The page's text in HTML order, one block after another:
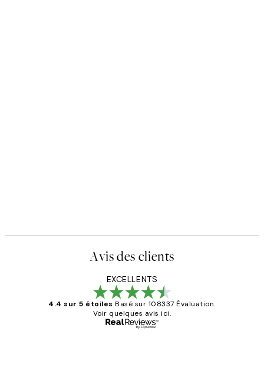
Avis des clients
EXCELLENTS
4.4 sur 5 étoiles Basé sur 108337 Évaluation.
Voir quelques avis ici.